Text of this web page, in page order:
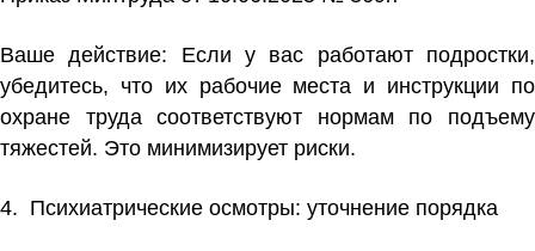
Ваше действие: Если у вас работают подростки,
убедитесь, что их рабочие места и инструкции по
охране труда соответствуют нормам по подъему
тяжестей. Это минимизирует риски.
4. Психиатрические осмотры: уточнение порядка